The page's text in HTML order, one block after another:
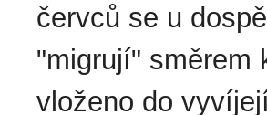
červců se u
"migrují" směrem
vloženo do